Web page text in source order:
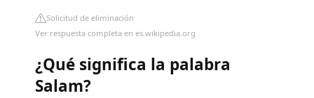
Solicitud de eliminación
Ver respuesta completa en es.wikipedia.org
¿Qué significa la palabra
Salam?